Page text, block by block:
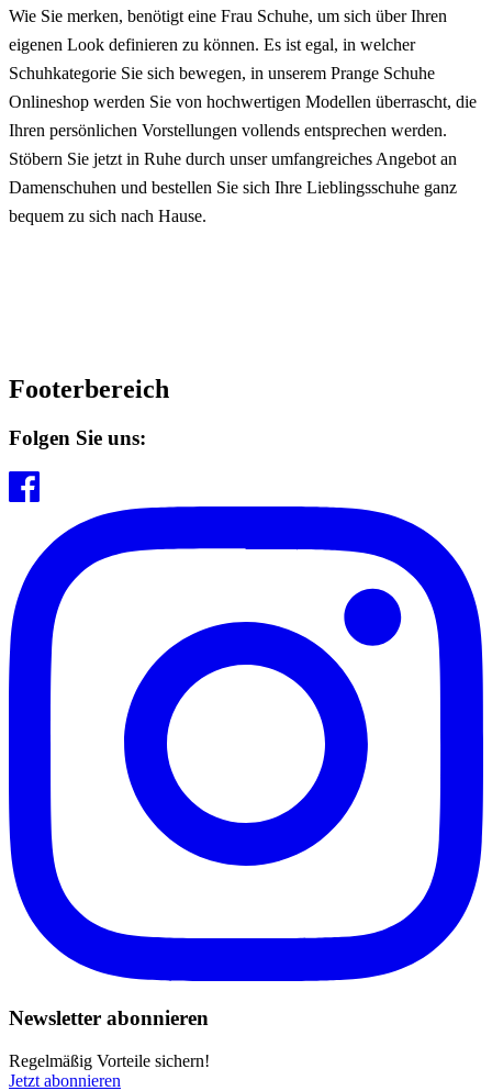
Wie Sie merken, benötigt eine Frau Schuhe, um sich über Ihren
eigenen Look definieren zu können. Es ist egal, in welcher
Schuhkategorie Sie sich bewegen, in unserem Prange Schuhe
Onlineshop werden Sie von hochwertigen Modellen überrascht, die
Ihren persönlichen Vorstellungen vollends entsprechen werden.
Stöbern Sie jetzt in Ruhe durch unser umfangreiches Angebot an
Damenschuhen und bestellen Sie sich Ihre Lieblingsschuhe ganz
bequem zu sich nach Hause.
Footerbereich
Folgen Sie uns:
Newsletter abonnieren
Regelmäßig Vorteile sichern!
Jetzt abonnieren